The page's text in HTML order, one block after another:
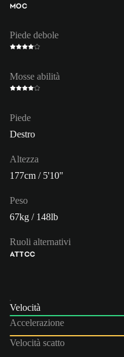
MOC
Piede debole
Mosse abilità
Piede
Destro
Altezza
177cm / 5'10"
Peso
67kg / 148lb
Ruoli alternativi
ATTCC
Velocità
Accelerazione
Velocità scatto